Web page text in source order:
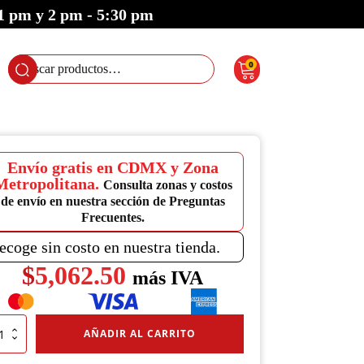
pm y 2 pm - 5:30 pm
Buscar
por:
0
Envío gratis en CDMX y Zona
Consulta zonas y costos
de envío en nuestra sección de Preguntas
Frecuentes.
sin costo en nuestra tienda.
$5,062.50 más IVA
AÑADIR AL CARRITO